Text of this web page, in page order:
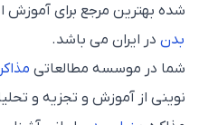
شده بهترین مرجع برای آموزش
در ایران می باشد.
شما در موسسه مطالعاتیمذاکرهو
نوینی از آموزش و تجزیه و تحلیل